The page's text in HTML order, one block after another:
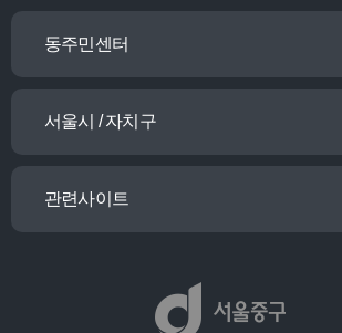
동주민센터
서울시 / 자치구
관련사이트